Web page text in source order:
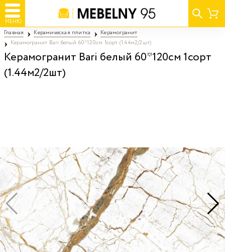
МЕНЮ
Главная Керамическая плитка
Керамогранит
Керамогранит Bari белый 60*120см 1сорт (1.44м2/2шт)
Керамогранит Bari белый 60*120см 1сорт
(1.44м2/2шт)